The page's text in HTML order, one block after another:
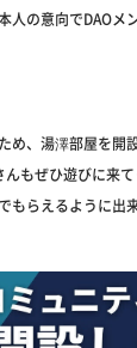
人の意向でDAO
め、湯澤部屋を開
もぜひ遊びに来て
もらえるように出